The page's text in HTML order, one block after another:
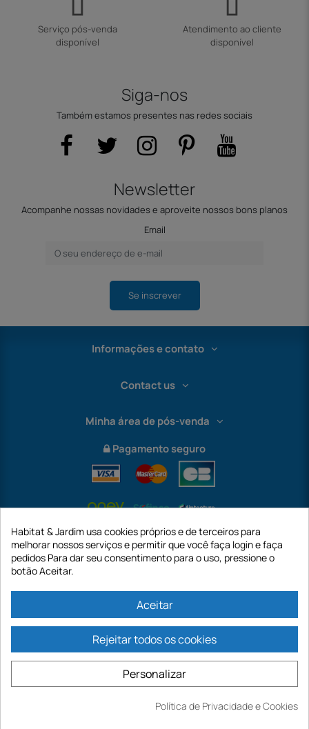
Comprar
Serviço pós-venda
disponível
Atendimento ao cliente
disponível
Siga-nos
Também estamos presentes nas redes sociais
Newsletter
Acompanhe nossas novidades e aproveite nossos bons planos
Email
Se inscrever
Informações e contato
Contact us
Minha área de pós-venda
Pagamento seguro
https://www.habitatejardim.pt é um site da empresa GECODIS SA com um
capital de 187.203,29€, 32 Rue de Paradis - PARIS 75010 (FRANÇA). A
GECODIS.SA criada em 11/04/1998 é uma subsidiária da ODAYA ​​​​​​HOLDING com
um capital de 2.750.640,00 EURO.
TODAS AS NOSSAS PROMOÇÕES SÃO VÁLIDAS ENQUANTO ESTOQUE
Habitat & Jardim usa cookies próprios e de terceiros para
melhorar nossos serviços e permitir que você faça login e faça
pedidos Para dar seu consentimento para o uso, pressione o
botão Aceitar.
Aceitar
Rejeitar todos os cookies
Personalizar
Política de Privacidade e Cookies